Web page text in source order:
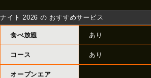
イト 2026 の おすすめサービス
食べ放題 あり
コース あり
オープンエア